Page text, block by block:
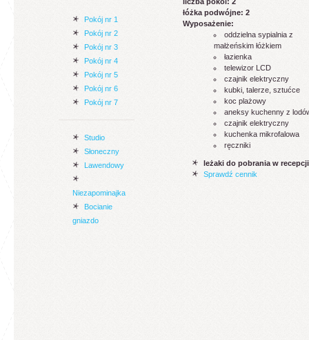
Pokój nr 1
Pokój nr 2
Pokój nr 3
Pokój nr 4
Pokój nr 5
Pokój nr 6
Pokój nr 7
Studio
Słoneczny
Lawendowy
Niezapominajka
Bocianie
gniazdo
łóżka podwójne: 2
Wyposażenie:
oddzielna sypialnia z
małżeńskim łóżkiem
łazienka
telewizor LCD
czajnik elektryczny
kubki, talerze, sztućce
koc plażowy
aneksy kuchenny z
czajnik elektryczny
kuchenka mikrofalowa
ręczniki
leżaki do pobrania w recepcji
Sprawdź cennik